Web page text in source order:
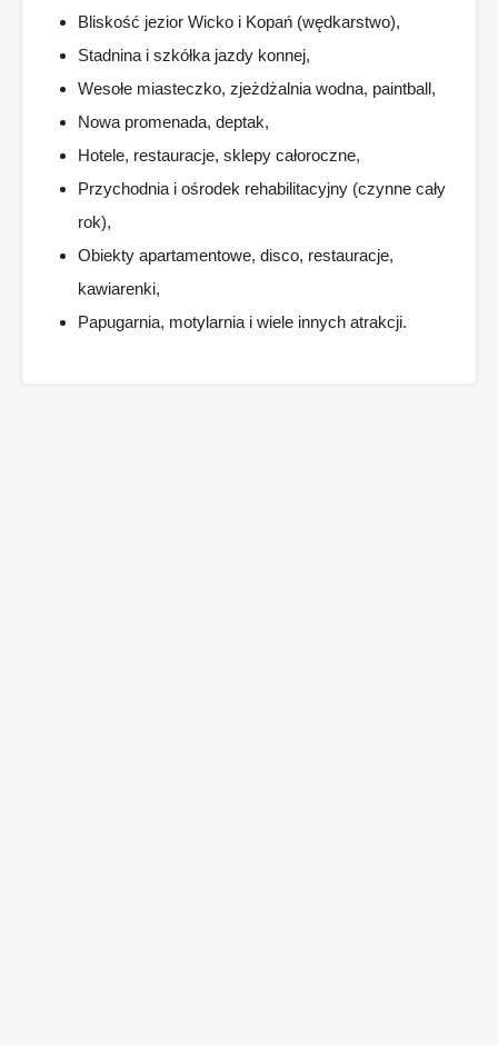
Bliskość jezior Wicko i Kopań (wędkarstwo),
Stadnina i szkółka jazdy konnej,
Wesołe miasteczko, zjeżdżalnia wodna, paintball,
Nowa promenada, deptak,
Hotele, restauracje, sklepy całoroczne,
Przychodnia i ośrodek rehabilitacyjny (czynne cały
rok),
Obiekty apartamentowe, disco, restauracje,
kawiarenki,
Papugarnia, motylarnia i wiele innych atrakcji.